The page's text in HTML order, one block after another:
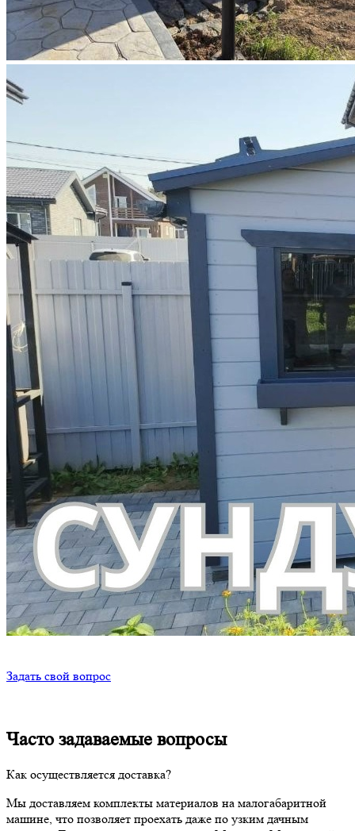
Задать свой вопрос
Часто задаваемые вопросы
Как осуществляется доставка?
Мы доставляем комплекты материалов на малогабаритной
машине, что позволяет проехать даже по узким дачным